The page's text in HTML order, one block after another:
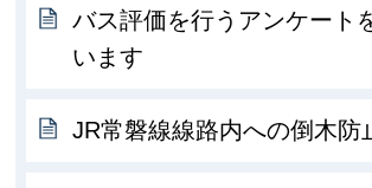
バス評価を行うアンケート
います
JR常磐線線路内への倒木防